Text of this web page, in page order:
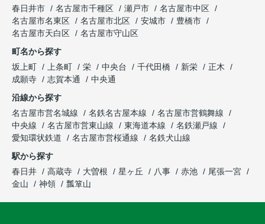
春日井市
名古屋市千種区 瀬戸市
名古屋市中区
名古屋市名東区
名古屋市北区 安城市
豊橋市
名古屋市天白区
名古屋市守山区
町名から探す
坂上町
上条町 栄 中央台 千代田橋 新栄
正木
成願寺
志賀本通
中央通
沿線から探す
名古屋市営名城線
名鉄名古屋本線
名古屋市営鶴舞線
中央線
名古屋市営東山線 東海道本線
名鉄瀬戸線
愛知環状鉄道
名古屋市営桜通線
名鉄犬山線
駅から探す
春日井
高蔵寺 大曽根 星ヶ丘 八事 赤池
尾張一宮
金山
神領 瓢箪山